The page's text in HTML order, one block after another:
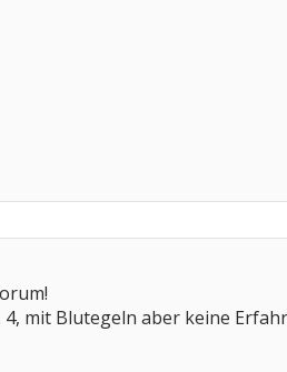
mit Blutegeln aber keine